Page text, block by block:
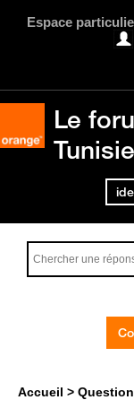
Espace
Le
Tunisie
Accueil